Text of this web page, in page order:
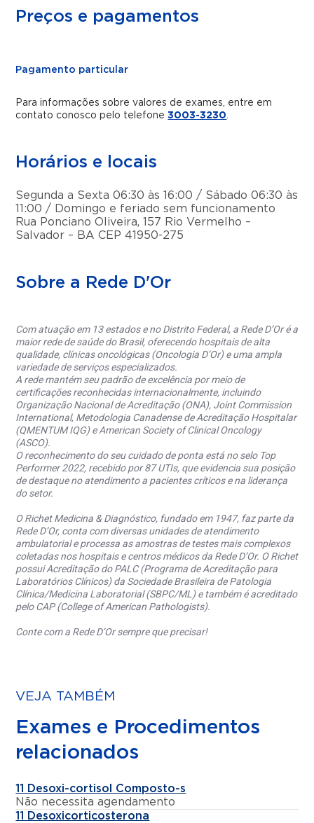
Preços e pagamentos
Pagamento particular
Para informações sobre valores de exames, entre em
contato conosco pelo telefone3003-3230.
Horários e locais
Segunda a Sexta 06:30 às 16:00 / Sábado 06:30 às
11:00 / Domingo e feriado sem funcionamento
Rua Ponciano Oliveira, 157 Rio Vermelho –
Salvador – BA CEP 41950-275
Sobre a Rede D'Or
Com atuação em 13 estados e no Distrito Federal, a Rede D’Or é a
maior rede de saúde do Brasil, oferecendo hospitais de alta
qualidade, clínicas oncológicas (Oncologia D’Or) e uma ampla
variedade de serviços especializados.
A rede mantém seu padrão de excelência por meio de
certificações reconhecidas internacionalmente, incluindo
Organização Nacional de Acreditação (ONA), Joint Commission
International, Metodologia Canadense de Acreditação Hospitalar
(QMENTUM IQG) e American Society of Clinical Oncology
(ASCO).
O reconhecimento do seu cuidado de ponta está no selo Top
Performer 2022, recebido por 87 UTIs, que evidencia sua posição
de destaque no atendimento a pacientes críticos e na liderança
do setor.
O Richet Medicina & Diagnóstico, fundado em 1947, faz parte da
Rede D’Or, conta com diversas unidades de atendimento
ambulatorial e processa as amostras de testes mais complexos
coletadas nos hospitais e centros médicos da Rede D’Or. O Richet
possui Acreditação do PALC (Programa de Acreditação para
Laboratórios Clínicos) da Sociedade Brasileira de Patologia
Clínica/Medicina Laboratorial (SBPC/ML) e também é acreditado
pelo CAP (College of American Pathologists).
Conte com a Rede D’Or sempre que precisar!
VEJA TAMBÉM
Exames e Procedimentos
relacionados
11 Desoxi-cortisol Composto-s
Não necessita agendamento
11 Desoxicorticosterona